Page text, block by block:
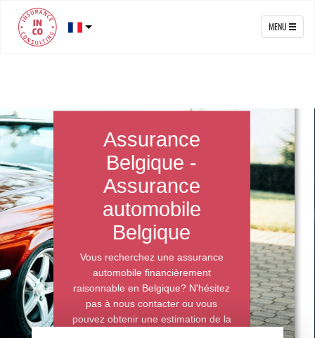
MENU
Assurance
Belgique -
Assurance
automobile
Belgique
Vous recherchez une assurance
automobile financièrement
raisonnable en Belgique? N'hésitez
pas à nous contacter ou vous
pouvez obtenir une estimation de la